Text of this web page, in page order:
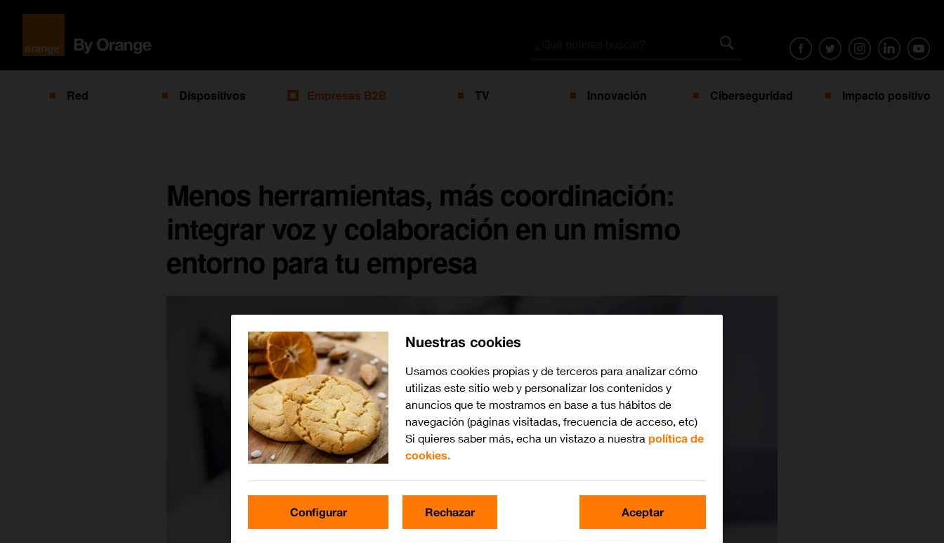
Red Dispositivos Empresas B2B TV Innovación Ciberseguridad Impacto positivo
Menos herramientas, más coordinación:
integrar voz y colaboración en un mismo
entorno para tu empresa
Nuestras cookies
Usamos cookies propias y de terceros para analizar cómo
utilizas este sitio web y personalizar los contenidos y
anuncios que te mostramos en base a tus hábitos de
navegación (páginas visitadas, frecuencia de acceso, etc)
Si quieres saber más, echa un vistazo a nuestra política de
cookies.
Configurar Rechazar Aceptar